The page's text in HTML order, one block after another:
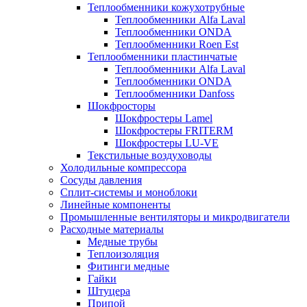
Теплообменники кожухотрубные
Теплообменники Alfa Laval
Теплообменники ONDA
Теплообменники Roen Est
Теплообменники пластинчатые
Теплообменники Alfa Laval
Теплообменники ONDA
Теплообменники Danfoss
Шокфросторы
Шокфростеры Lamel
Шокфростеры FRITERM
Шокфростеры LU-VE
Текстильные воздуховоды
Холодильные компрессора
Сосуды давления
Cплит-системы и моноблоки
Линейные компоненты
Промышленные вентиляторы и микродвигатели
Расходные материалы
Медные трубы
Теплоизоляция
Фитинги медные
Гайки
Штуцера
Припой